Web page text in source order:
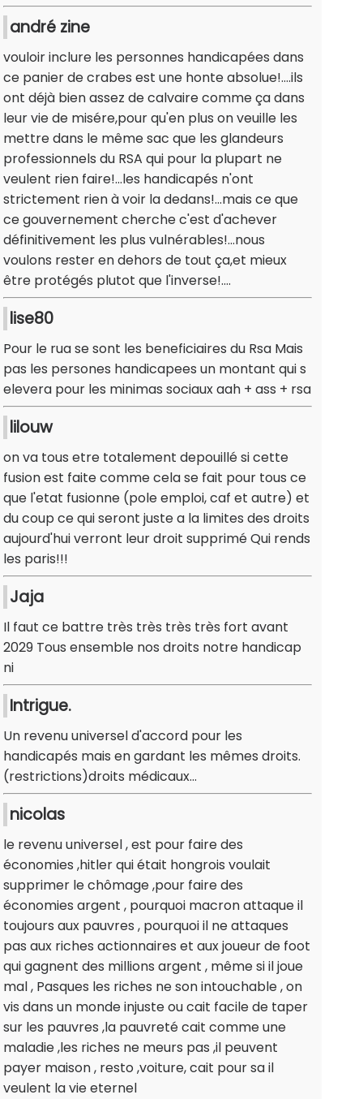
andré zine
vouloir inclure les personnes handicapées dans
ce panier de crabes est une honte absolue!....ils
ont déjà bien assez de calvaire comme ça dans
leur vie de misére,pour qu'en plus on veuille les
mettre dans le même sac que les glandeurs
professionnels du RSA qui pour la plupart ne
veulent rien faire!...les handicapés n'ont
strictement rien à voir la dedans!...mais ce que
ce gouvernement cherche c'est d'achever
définitivement les plus vulnérables!...nous
voulons rester en dehors de tout ça,et mieux
être protégés plutot que l'inverse!....
lise80
Pour le rua se sont les beneficiaires du Rsa Mais
pas les persones handicapees un montant qui s
elevera pour les minimas sociaux aah + ass + rsa
lilouw
on va tous etre totalement depouillé si cette
fusion est faite comme cela se fait pour tous ce
que l'etat fusionne (pole emploi, caf et autre) et
du coup ce qui seront juste a la limites des droits
aujourd'hui verront leur droit supprimé Qui rends
les paris!!!
Jaja
Il faut ce battre très très très très fort avant
2029 Tous ensemble nos droits notre handicap
ni
Intrigue.
Un revenu universel d'accord pour les
handicapés mais en gardant les mêmes droits.
(restrictions)droits médicaux...
nicolas
le revenu universel , est pour faire des
économies ,hitler qui était hongrois voulait
supprimer le chômage ,pour faire des
économies argent , pourquoi macron attaque il
toujours aux pauvres , pourquoi il ne attaques
pas aux riches actionnaires et aux joueur de foot
qui gagnent des millions argent , même si il joue
mal , Pasques les riches ne son intouchable , on
vis dans un monde injuste ou cait facile de taper
sur les pauvres ,la pauvreté cait comme une
maladie ,les riches ne meurs pas ,il peuvent
payer maison , resto ,voiture, cait pour sa il
veulent la vie eternel